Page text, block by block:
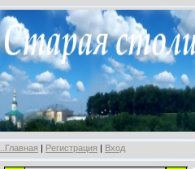
..Главная | Регистрация | Вход